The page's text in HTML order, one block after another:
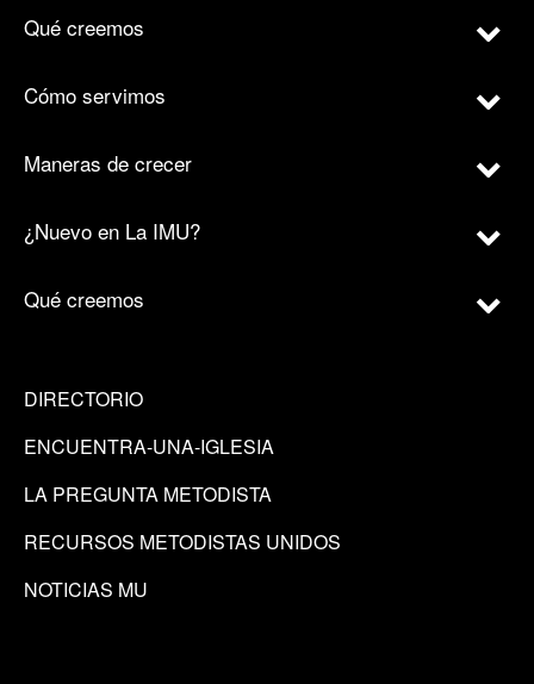
Qué creemos
Cómo servimos
Maneras de crecer
¿Nuevo en La IMU?
Qué creemos
DIRECTORIO
ENCUENTRA-UNA-IGLESIA
LA PREGUNTA METODISTA
RECURSOS METODISTAS UNIDOS
NOTICIAS MU